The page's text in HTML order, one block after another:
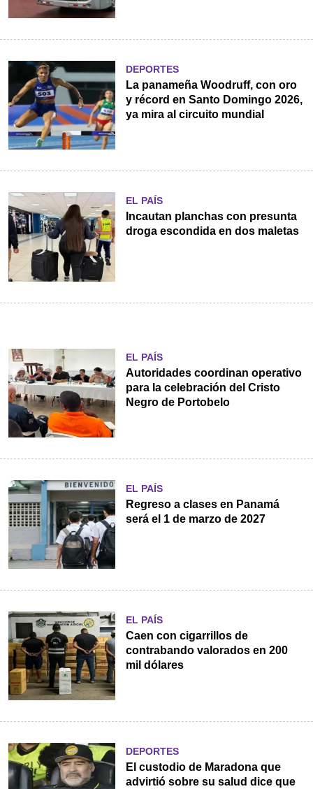
DEPORTES
La panameña Woodruff, con oro
y récord en Santo Domingo 2026,
ya mira al circuito mundial
EL PAÍS
Incautan planchas con presunta
droga escondida en dos maletas
EL PAÍS
Autoridades coordinan operativo
para la celebración del Cristo
Negro de Portobelo
EL PAÍS
Regreso a clases en Panamá
será el 1 de marzo de 2027
EL PAÍS
Caen con cigarrillos de
contrabando valorados en 200
mil dólares
DEPORTES
El custodio de Maradona que
advirtió sobre su salud dice que